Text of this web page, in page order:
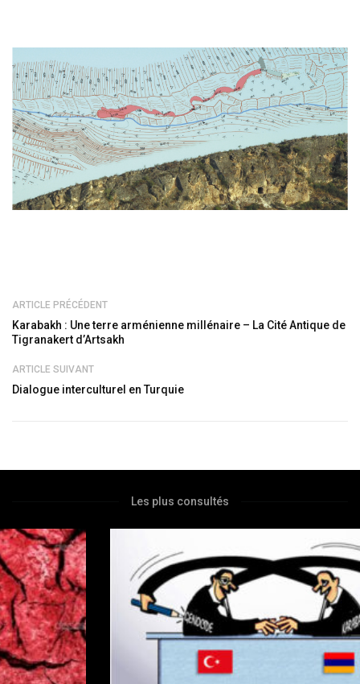
ARTICLE PRÉCÉDENT
Karabakh : Une terre arménienne millénaire – La Cité Antique de
Tigranakert d’Artsakh
ARTICLE SUIVANT
Dialogue interculturel en Turquie
Les plus consultés